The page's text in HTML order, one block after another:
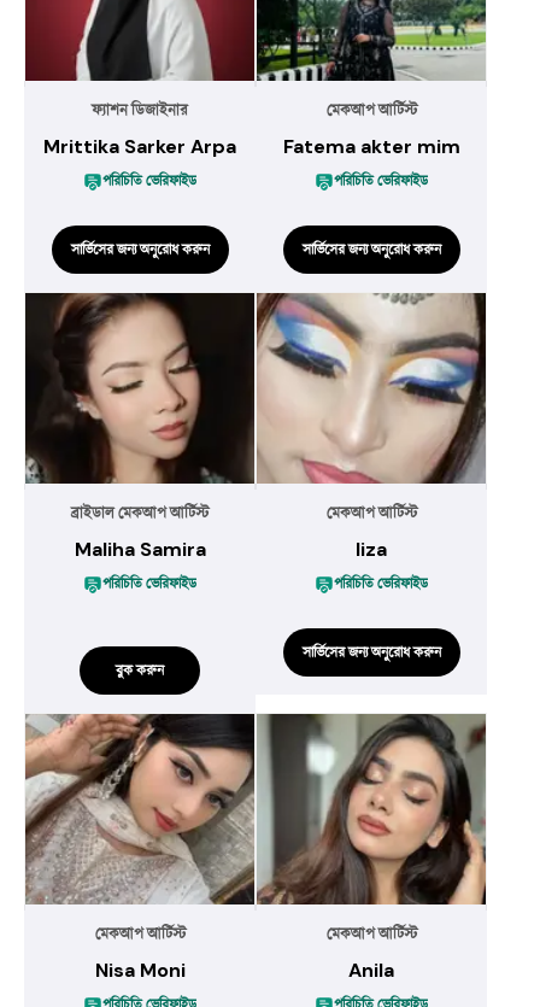
ফ্যাশন ডিজাইনার
Mrittika Sarker Arpa
পরিচিতি ভেরিফাইড
সার্ভিসের জন্য অনুরোধ করুন
মেকআপ আর্টিস্ট
Fatema akter mim
পরিচিতি ভেরিফাইড
সার্ভিসের জন্য অনুরোধ করুন
ব্রাইডাল মেকআপ আর্টিস্ট
Maliha Samira
পরিচিতি ভেরিফাইড
বুক করুন
মেকআপ আর্টিস্ট
liza
পরিচিতি ভেরিফাইড
সার্ভিসের জন্য অনুরোধ করুন
মেকআপ আর্টিস্ট
Nisa Moni
মেকআপ আর্টিস্ট
Anila